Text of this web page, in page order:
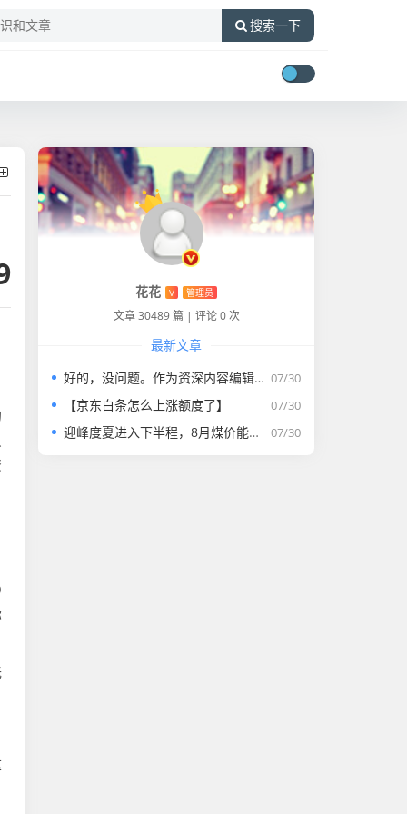
搜索一下
花花 V 管理员
文章 30489 篇 | 评论 0 次
最新文章
07/30
好的，没问题。作为资深内容编辑，我将为您打造一篇符合要求的专业教程文章。
07/30
【京东白条怎么上涨额度了】
07/30
迎峰度夏进入下半程，8月煤价能否走强？